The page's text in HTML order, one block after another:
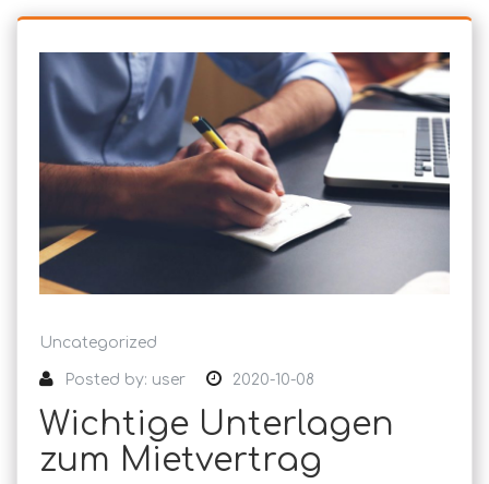
Uncategorized
Posted by: user 2020-10-08
Wichtige Unterlagen
zum Mietvertrag